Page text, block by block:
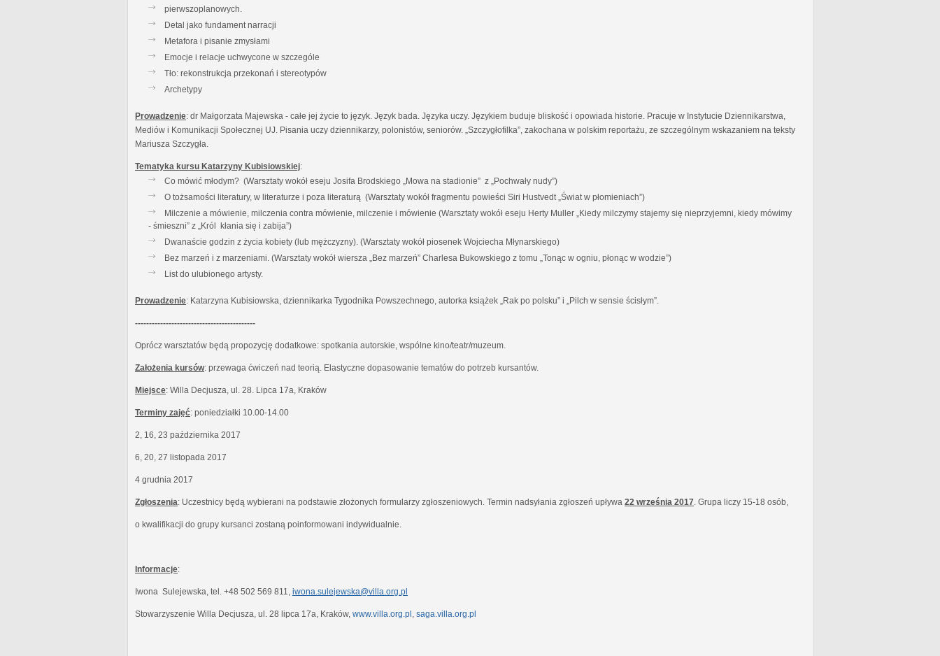
pierwszoplanowych.
Detal jako fundament narracji
Metafora i pisanie zmysłami
Emocje i relacje uchwycone w szczególe
Tło: rekonstrukcja przekonań i stereotypów
Archetypy
Prowadzenie: dr Małgorzata Majewska - całe jej życie to język. Język bada. Języka uczy. Językiem buduje bliskość i opowiada historie. Pracuje w Instytucie Dziennikarstwa,
Mediów i Komunikacji Społecznej UJ. Pisania uczy dziennikarzy, polonistów, seniorów. „Szczygłofilka”, zakochana w polskim reportażu, ze szczególnym wskazaniem na teksty
Mariusza Szczygła.
Tematyka kursu Katarzyny Kubisiowskiej:
Co mówić młodym? (Warsztaty wokół eseju Josifa Brodskiego „Mowa na stadionie” z „Pochwały nudy”)
O tożsamości literatury, w literaturze i poza literaturą (Warsztaty wokół fragmentu powieści Siri Hustvedt „Świat w płomieniach”)
Milczenie a mówienie, milczenia contra mówienie, milczenie i mówienie (Warsztaty wokół eseju Herty Muller „Kiedy milczymy stajemy się nieprzyjemni, kiedy mówimy
- śmieszni” z „Król kłania się i zabija”)
Dwanaście godzin z życia kobiety (lub mężczyzny). (Warsztaty wokół piosenek Wojciecha Młynarskiego)
Bez marzeń i z marzeniami. (Warsztaty wokół wiersza „Bez marzeń” Charlesa Bukowskiego z tomu „Tonąc w ogniu, płonąc w wodzie”)
List do ulubionego artysty.
Prowadzenie: Katarzyna Kubisiowska, dziennikarka Tygodnika Powszechnego, autorka książek „Rak po polsku” i „Pilch w sensie ścisłym”.
-------------------------------------------
Oprócz warsztatów będą propozycję dodatkowe: spotkania autorskie, wspólne kino/teatr/muzeum.
Założenia kursów: przewaga ćwiczeń nad teorią. Elastyczne dopasowanie tematów do potrzeb kursantów.
Miejsce: Willa Decjusza, ul. 28. Lipca 17a, Kraków
Terminy zajęć: poniedziałki 10.00-14.00
2, 16, 23 października 2017
6, 20, 27 listopada 2017
4 grudnia 2017
Zgłoszenia: Uczestnicy będą wybierani na podstawie złożonych formularzy zgłoszeniowych. Termin nadsyłania zgłoszeń upływa 22 września 2017. Grupa liczy 15-18 osób,
o kwalifikacji do grupy kursanci zostaną poinformowani indywidualnie.
Informacje:
Iwona Sulejewska, tel. +48 502 569 811, iwona.sulejewska@villa.org.pl
Stowarzyszenie Willa Decjusza, ul. 28 lipca 17a, Kraków, www.villa.org.pl , saga.villa.org.pl